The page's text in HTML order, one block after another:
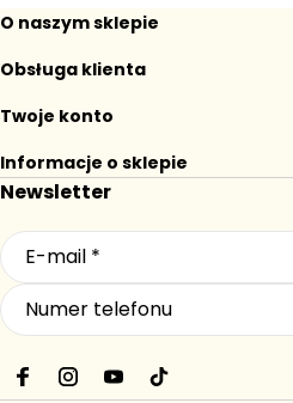
O naszym sklepie
Obsługa klienta
Twoje konto
Informacje o sklepie
Newsletter
F
I
Y
T